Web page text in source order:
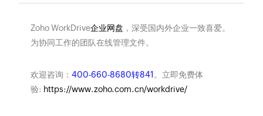
Zoho WorkDrive企业网盘 ，深受国内外企业一致喜爱。
为协同工作的团队在线管理文件。
欢迎咨询： 400-660-8680转841 。立即免费体
验: https://www.zoho.com.cn/workdrive/